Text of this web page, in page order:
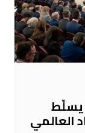
منتدى الطاقة في SPIEF 2026 يسلّط
العالمي